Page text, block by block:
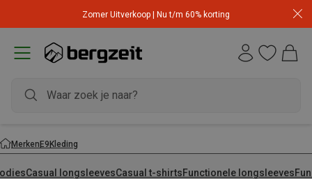
Zomer Uitverkoop | Nu t/m 60% korting
MerkenE9Kleding
Casual longsleevesCasual t-shirtsFunctionele longsleeves